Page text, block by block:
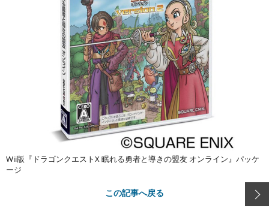
Wii版『ドラゴンクエストX 眠れる勇者と導きの盟友 オンライン』パッケ
ージ
この記事へ戻る